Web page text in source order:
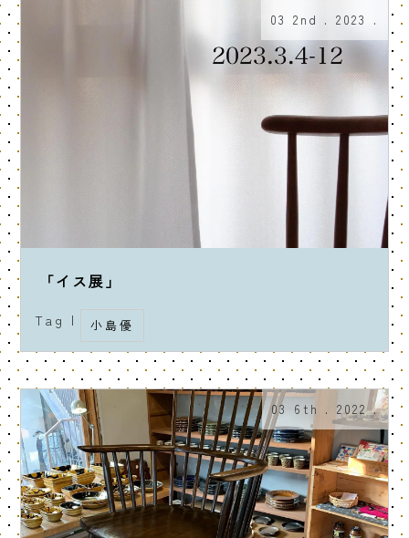
03 2nd . 2023 .
「イス展」
Tag | 小島優
03 6th . 2022 .